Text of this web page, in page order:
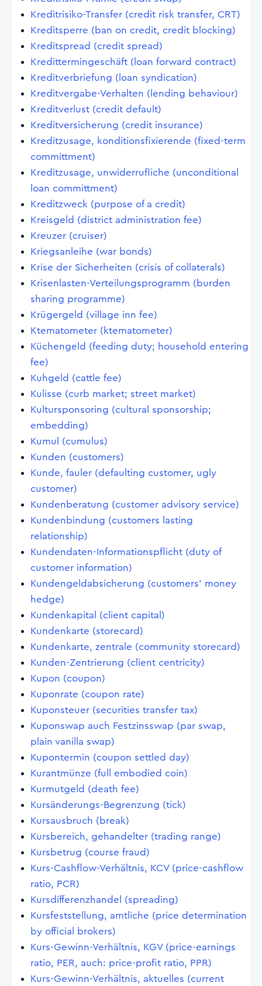
Kreditrisiko-Transfer (credit risk transfer, CRT)
Kreditsperre (ban on credit, credit blocking)
Kreditspread (credit spread)
Kredittermingeschäft (loan forward contract)
Kreditverbriefung (loan syndication)
Kreditvergabe-Verhalten (lending behaviour)
Kreditverlust (credit default)
Kreditversicherung (credit insurance)
Kreditzusage, konditionsfixierende (fixed-term
committment)
Kreditzusage, unwiderrufliche (unconditional
loan committment)
Kreditzweck (purpose of a credit)
Kreisgeld (district administration fee)
Kreuzer (cruiser)
Kriegsanleihe (war bonds)
Krise der Sicherheiten (crisis of collaterals)
Krisenlasten-Verteilungsprogramm (burden
sharing programme)
Krügergeld (village inn fee)
Ktematometer (ktematometer)
Küchengeld (feeding duty; household entering
fee)
Kuhgeld (cattle fee)
Kulisse (curb market; street market)
Kultursponsoring (cultural sponsorship;
embedding)
Kumul (cumulus)
Kunden (customers)
Kunde, fauler (defaulting customer, ugly
customer)
Kundenberatung (customer advisory service)
Kundenbindung (customers lasting
relationship)
Kundendaten-Informationspflicht (duty of
customer information)
Kundengeldabsicherung (customers' money
hedge)
Kundenkapital (client capital)
Kundenkarte (storecard)
Kundenkarte, zentrale (community storecard)
Kunden-Zentrierung (client centricity)
Kupon (coupon)
Kuponrate (coupon rate)
Kuponsteuer (securities transfer tax)
Kuponswap auch Festzinsswap (par swap,
plain vanilla swap)
Kupontermin (coupon settled day)
Kurantmünze (full embodied coin)
Kurmutgeld (death fee)
Kursänderungs-Begrenzung (tick)
Kursausbruch (break)
Kursbereich, gehandelter (trading range)
Kursbetrug (course fraud)
Kurs-Cashflow-Verhältnis, KCV (price-cashflow
ratio, PCR)
Kursdifferenzhandel (spreading)
Kursfeststellung, amtliche (price determination
by official brokers)
Kurs-Gewinn-Verhältnis, KGV (price-earnings
ratio, PER, auch: price-profit ratio, PPR)
Kurs-Gewinn-Verhältnis, aktuelles (current